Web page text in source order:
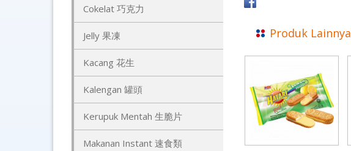
Cokelat 巧克力
Jelly 果凍
Kacang 花生
Kalengan 罐頭
Kerupuk Mentah 生脆片
Makanan Instant 速食類
Produk Lainnya